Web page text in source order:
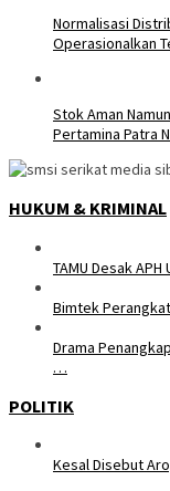
Normalisasi
Operasionalkan
Stok Aman
Pertamina Patra
HUKUM & KRIMINAL
TAMU Desak
Bimtek
Drama
…
POLITIK
Kesal Disebut